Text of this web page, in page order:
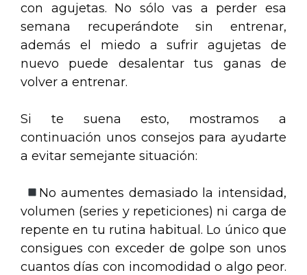
con agujetas. No sólo vas a perder esa
semana recuperándote sin entrenar,
además el miedo a sufrir agujetas de
nuevo puede desalentar tus ganas de
volver a entrenar.
Si te suena esto, mostramos a
continuación unos consejos para ayudarte
a evitar semejante situación:
No aumentes demasiado la intensidad,
volumen (series y repeticiones) ni carga de
repente en tu rutina habitual. Lo único que
consigues con exceder de golpe son unos
cuantos días con incomodidad o algo peor.